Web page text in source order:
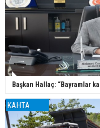
Başkan Hallaç: “Bayramlar
KAHTA